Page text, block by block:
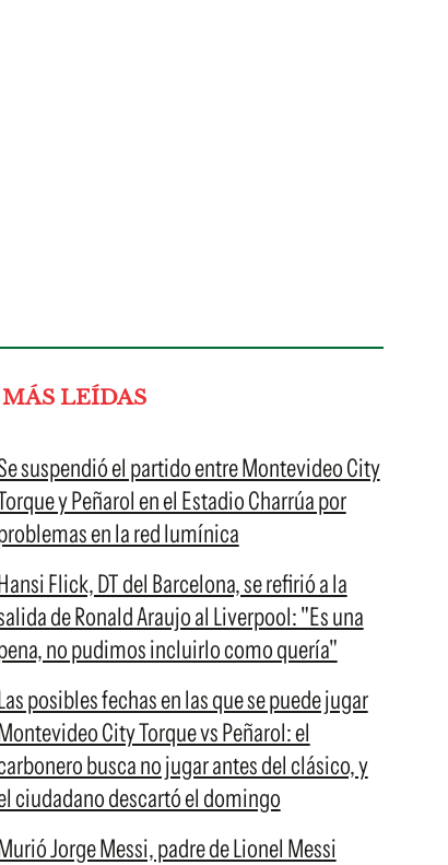
LEÍDAS
suspendió el partido entre Montevideo City
y Peñarol en el Estadio Charrúa por
en la red lumínica
Flick, DT del Barcelona, se refirió a la
de Ronald Araujo al Liverpool: "Es una
no pudimos incluirlo como quería"
posibles fechas en las que se puede jugar
City Torque vs Peñarol: el
busca no jugar antes del clásico, y
ciudadano descartó el domingo
Jorge Messi, padre de Lionel Messi